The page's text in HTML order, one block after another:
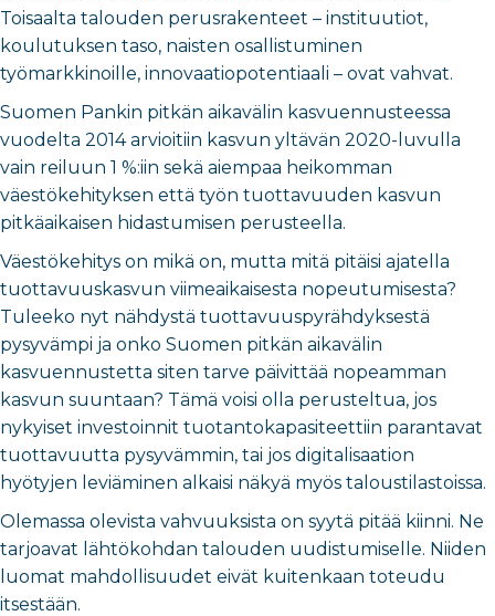
Toisaalta talouden perusrakenteet – instituutiot,
koulutuksen taso, naisten osallistuminen
työmarkkinoille, innovaatiopotentiaali – ovat vahvat.
Suomen Pankin pitkän aikavälin kasvuennusteessa
vuodelta 2014 arvioitiin kasvun yltävän 2020-luvulla
vain reiluun 1 %:iin sekä aiempaa heikomman
väestökehityksen että työn tuottavuuden kasvun
pitkäaikaisen hidastumisen perusteella.
Väestökehitys on mikä on, mutta mitä pitäisi ajatella
tuottavuuskasvun viimeaikaisesta nopeutumisesta?
Tuleeko nyt nähdystä tuottavuuspyrähdyksestä
pysyvämpi ja onko Suomen pitkän aikavälin
kasvuennustetta siten tarve päivittää nopeamman
kasvun suuntaan? Tämä voisi olla perusteltua, jos
nykyiset investoinnit tuotantokapasiteettiin parantavat
tuottavuutta pysyvämmin, tai jos digitalisaation
hyötyjen leviäminen alkaisi näkyä myös taloustilastoissa.
Olemassa olevista vahvuuksista on syytä pitää kiinni. Ne
tarjoavat lähtökohdan talouden uudistumiselle. Niiden
luomat mahdollisuudet eivät kuitenkaan toteudu
itsestään.